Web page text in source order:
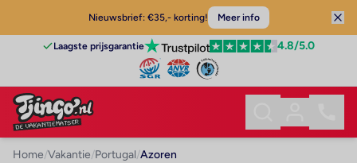
Nieuwsbrief: €35,- korting! Meer info
Laagste prijsgarantie 4.8/5.0
Home/Vakantie/Portugal/Azoren